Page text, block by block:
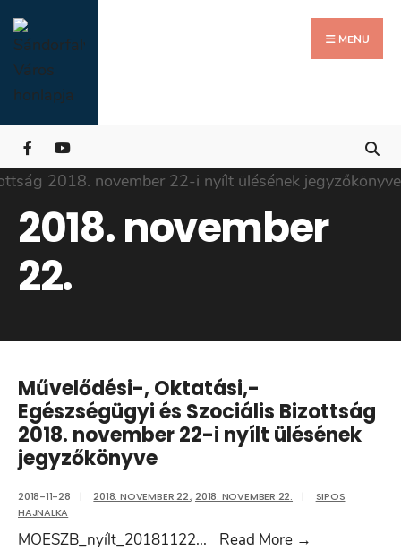
Skip
to
content
MENU
2018. november
22.
Művelődési-, Oktatási,-
Egészségügyi és Szociális Bizottság
2018. november 22-i nyílt ülésének
jegyzőkönyve
2018-11-28 | 2018. NOVEMBER 22.,2018. NOVEMBER 22. |
SIPOS
HAJNALKA
MOESZB_nyílt_20181122... Read More →
for:
Close